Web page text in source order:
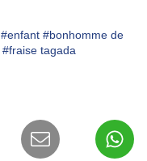
#enfant #bonhomme de
#fraise tagada